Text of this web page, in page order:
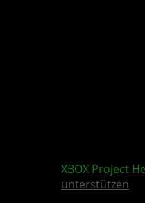
XBOX Project
unterstützen